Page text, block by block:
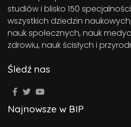
studiów i blisko 150
wszystkich dziedzin
nauk społecznych, nauk
zdrowiu, nauk ścisłych i
Śledź nas
Najnowsze w BIP